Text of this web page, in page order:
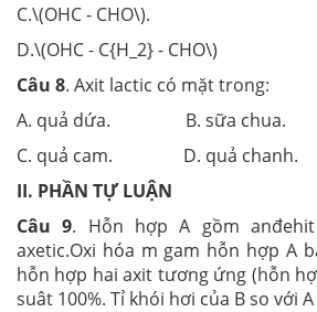
C.\(OHC - CHO\).
D.\(OHC - C{H_2} - CHO\)
Câu 8. Axit lactic có mặt trong:
A. quả dứa. B. sữa chua.
C. quả cam. D. quả chanh.
II. PHẦN TỰ LUẬN
Câu 9. Hỗn hợp A gồm
axetic.Oxi hóa m gam hỗn hợp A
hỗn hợp hai axit tương ứng (hỗn
suât 100%. Tỉ khói hơi của B so với